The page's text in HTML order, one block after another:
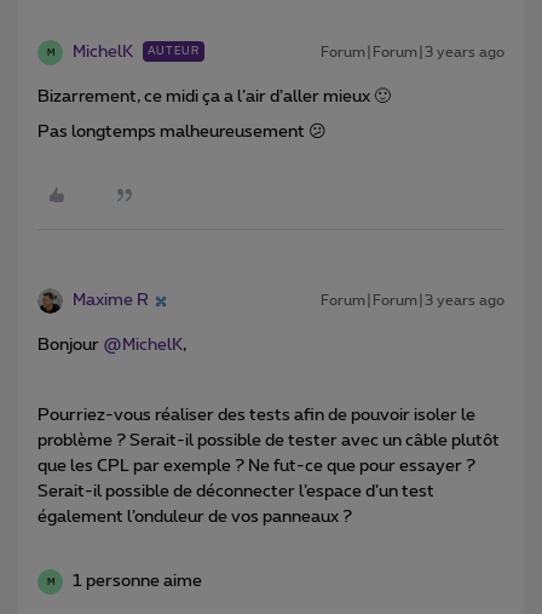
M MichelK AUTEUR Forum|Forum|3 years ago
Bizarrement, ce midi ça a l’air d’aller mieux 🙂
Pas longtemps malheureusement 😕
Maxime R Forum|Forum|3 years ago
Bonjour @MichelK,
Pourriez-vous réaliser des tests afin de pouvoir isoler le
problème ? Serait-il possible de tester avec un câble plutôt
que les CPL par exemple ? Ne fut-ce que pour essayer ?
Serait-il possible de déconnecter l’espace d’un test
également l’onduleur de vos panneaux ?
M 1 personne aime